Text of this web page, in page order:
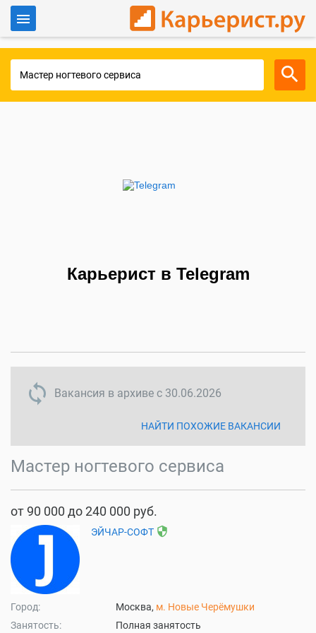
Для работодателей
Карьерист в Telegram
sync disabled
Вакансия в архиве с 30.06.2026
НАЙТИ ПОХОЖИЕ ВАКАНСИИ
Мастер ногтевого сервиса
от 90 000 до 240 000 руб.
ЭЙЧАР-СОФТ security
Город: Москва, м. Новые Черёмушки
Занятость:
Полная занятость